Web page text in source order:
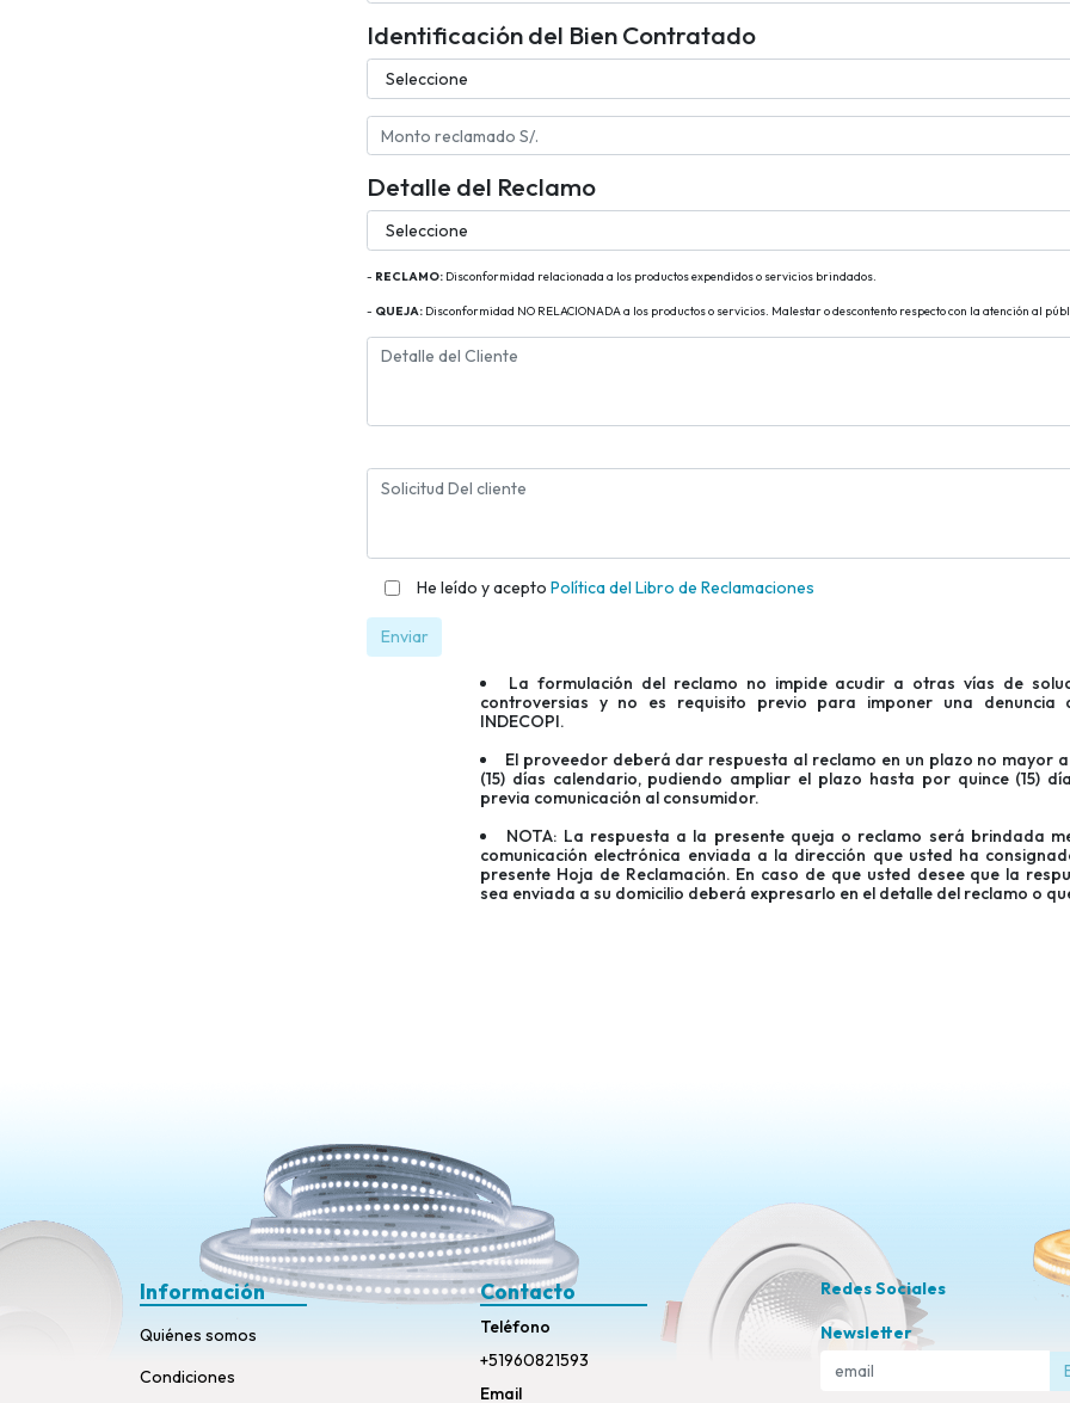
Identificación del Bien Contratado
Detalle del Reclamo
- RECLAMO: Disconformidad relacionada a los productos expendidos o servicios brindados.
- QUEJA: Disconformidad NO RELACIONADA a los productos o servicios. Malestar o descontento respecto con la atención al
He leído y acepto Política del Libro de Reclamaciones
Enviar
La formulación del reclamo no impide acudir a otras vías de
controversias y no es requisito previo para imponer una denuncia
INDECOPI.
El proveedor deberá dar respuesta al reclamo en un plazo no mayor
(15) días calendario, pudiendo ampliar el plazo hasta por quince (15)
previa comunicación al consumidor.
NOTA: La respuesta a la presente queja o reclamo será brindada
comunicación electrónica enviada a la dirección que usted ha
presente Hoja de Reclamación. En caso de que usted desee que la
sea enviada a su domicilio deberá expresarlo en el detalle del reclamo o
Información
Quiénes somos
Condiciones
Contacto
Teléfono
+51960821593
Email
Redes Sociales
Newsletter